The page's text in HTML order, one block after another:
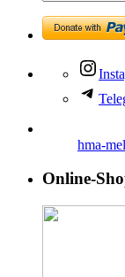
hma-
Online-